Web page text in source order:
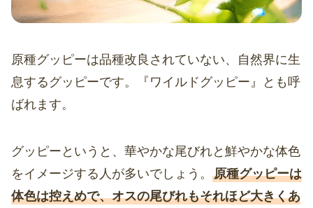
原種グッピーは品種改良されていない、自然界に生
息するグッピーです。『ワイルドグッピー』とも呼
ばれます。
グッピーというと、華やかな尾びれと鮮やかな体色
をイメージする人が多いでしょう。 原種グッピーは
体色は控えめで、オスの尾びれもそれほど大きくあ